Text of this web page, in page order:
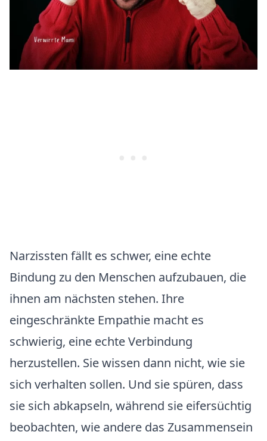
Narzissten fällt es schwer, eine echte
Bindung zu den Menschen aufzubauen, die
ihnen am nächsten stehen. Ihre
eingeschränkte Empathie macht es
schwierig, eine echte Verbindung
herzustellen. Sie wissen dann nicht, wie sie
sich verhalten sollen. Und sie spüren, dass
sie sich abkapseln, während sie eifersüchtig
beobachten, wie andere das Zusammensein